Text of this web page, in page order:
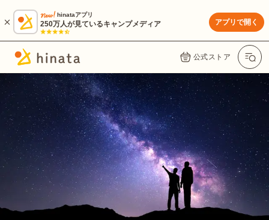
hinataアプリ
250万人が見ているキャンプメディア アプリで開く
公式ストア